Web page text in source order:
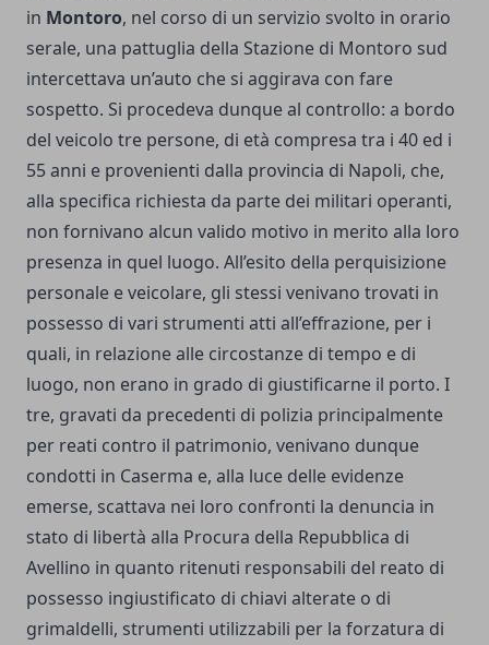
in Montoro, nel corso di un servizio svolto in orario
serale, una pattuglia della Stazione di Montoro sud
intercettava un’auto che si aggirava con fare
sospetto. Si procedeva dunque al controllo: a bordo
del veicolo tre persone, di età compresa tra i 40 ed i
55 anni e provenienti dalla provincia di Napoli, che,
alla specifica richiesta da parte dei militari operanti,
non fornivano alcun valido motivo in merito alla loro
presenza in quel luogo. All’esito della perquisizione
personale e veicolare, gli stessi venivano trovati in
possesso di vari strumenti atti all’effrazione, per i
quali, in relazione alle circostanze di tempo e di
luogo, non erano in grado di giustificarne il porto. I
tre, gravati da precedenti di polizia principalmente
per reati contro il patrimonio, venivano dunque
condotti in Caserma e, alla luce delle evidenze
emerse, scattava nei loro confronti la denuncia in
stato di libertà alla Procura della Repubblica di
Avellino in quanto ritenuti responsabili del reato di
possesso ingiustificato di chiavi alterate o di
grimaldelli, strumenti utilizzabili per la forzatura di